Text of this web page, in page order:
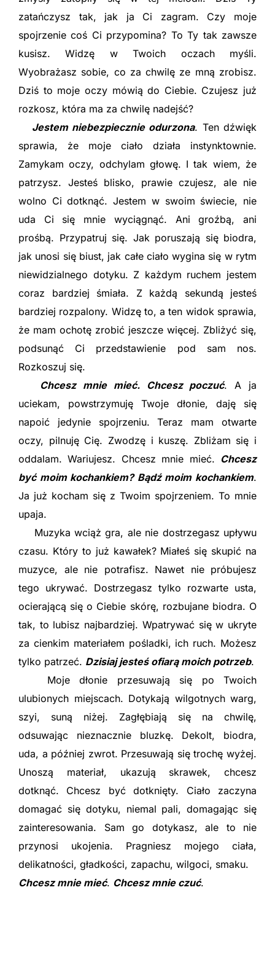
zatańczysz tak, jak ja Ci zagram. Czy moje
spojrzenie coś Ci przypomina? To Ty tak zawsze
kusisz. Widzę w Twoich oczach myśli.
Wyobrażasz sobie, co za chwilę ze mną zrobisz.
Dziś to moje oczy mówią do Ciebie. Czujesz już
rozkosz, która ma za chwilę nadejść?
Jestem niebezpiecznie odurzona. Ten dźwięk
sprawia, że moje ciało działa instynktownie.
Zamykam oczy, odchylam głowę. I tak wiem, że
patrzysz. Jesteś blisko, prawie czujesz, ale nie
wolno Ci dotknąć. Jestem w swoim świecie, nie
uda Ci się mnie wyciągnąć. Ani groźbą, ani
prośbą. Przypatruj się. Jak poruszają się biodra,
jak unosi się biust, jak całe ciało wygina się w rytm
niewidzialnego dotyku. Z każdym ruchem jestem
coraz bardziej śmiała. Z każdą sekundą jesteś
bardziej rozpalony. Widzę to, a ten widok sprawia,
że mam ochotę zrobić jeszcze więcej. Zbliżyć się,
podsunąć Ci przedstawienie pod sam nos.
Rozkoszuj się.
Chcesz mnie mieć. Chcesz poczuć. A ja
uciekam, powstrzymuję Twoje dłonie, daję się
napoić jedynie spojrzeniu. Teraz mam otwarte
oczy, pilnuję Cię. Zwodzę i kuszę. Zbliżam się i
oddalam. Wariujesz. Chcesz mnie mieć. Chcesz
być moim kochankiem? Bądź moim kochankiem.
Ja już kocham się z Twoim spojrzeniem. To mnie
upaja.
Muzyka wciąż gra, ale nie dostrzegasz upływu
czasu. Który to już kawałek? Miałeś się skupić na
muzyce, ale nie potrafisz. Nawet nie próbujesz
tego ukrywać. Dostrzegasz tylko rozwarte usta,
ocierającą się o Ciebie skórę, rozbujane biodra. O
tak, to lubisz najbardziej. Wpatrywać się w ukryte
za cienkim materiałem pośladki, ich ruch. Możesz
tylko patrzeć. Dzisiaj jesteś ofiarą moich potrzeb.
Moje dłonie przesuwają się po Twoich
ulubionych miejscach. Dotykają wilgotnych warg,
szyi, suną niżej. Zagłębiają się na chwilę,
odsuwając nieznacznie bluzkę. Dekolt, biodra,
uda, a później zwrot. Przesuwają się trochę wyżej.
Unoszą materiał, ukazują skrawek, chcesz
dotknąć. Chcesz być dotknięty. Ciało zaczyna
domagać się dotyku, niemal pali, domagając się
zainteresowania. Sam go dotykasz, ale to nie
przynosi ukojenia. Pragniesz mojego ciała,
delikatności, gładkości, zapachu, wilgoci, smaku.
Chcesz mnie mieć. Chcesz mnie czuć.